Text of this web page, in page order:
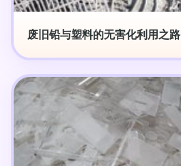
废旧铅与塑料的无害化利用之路